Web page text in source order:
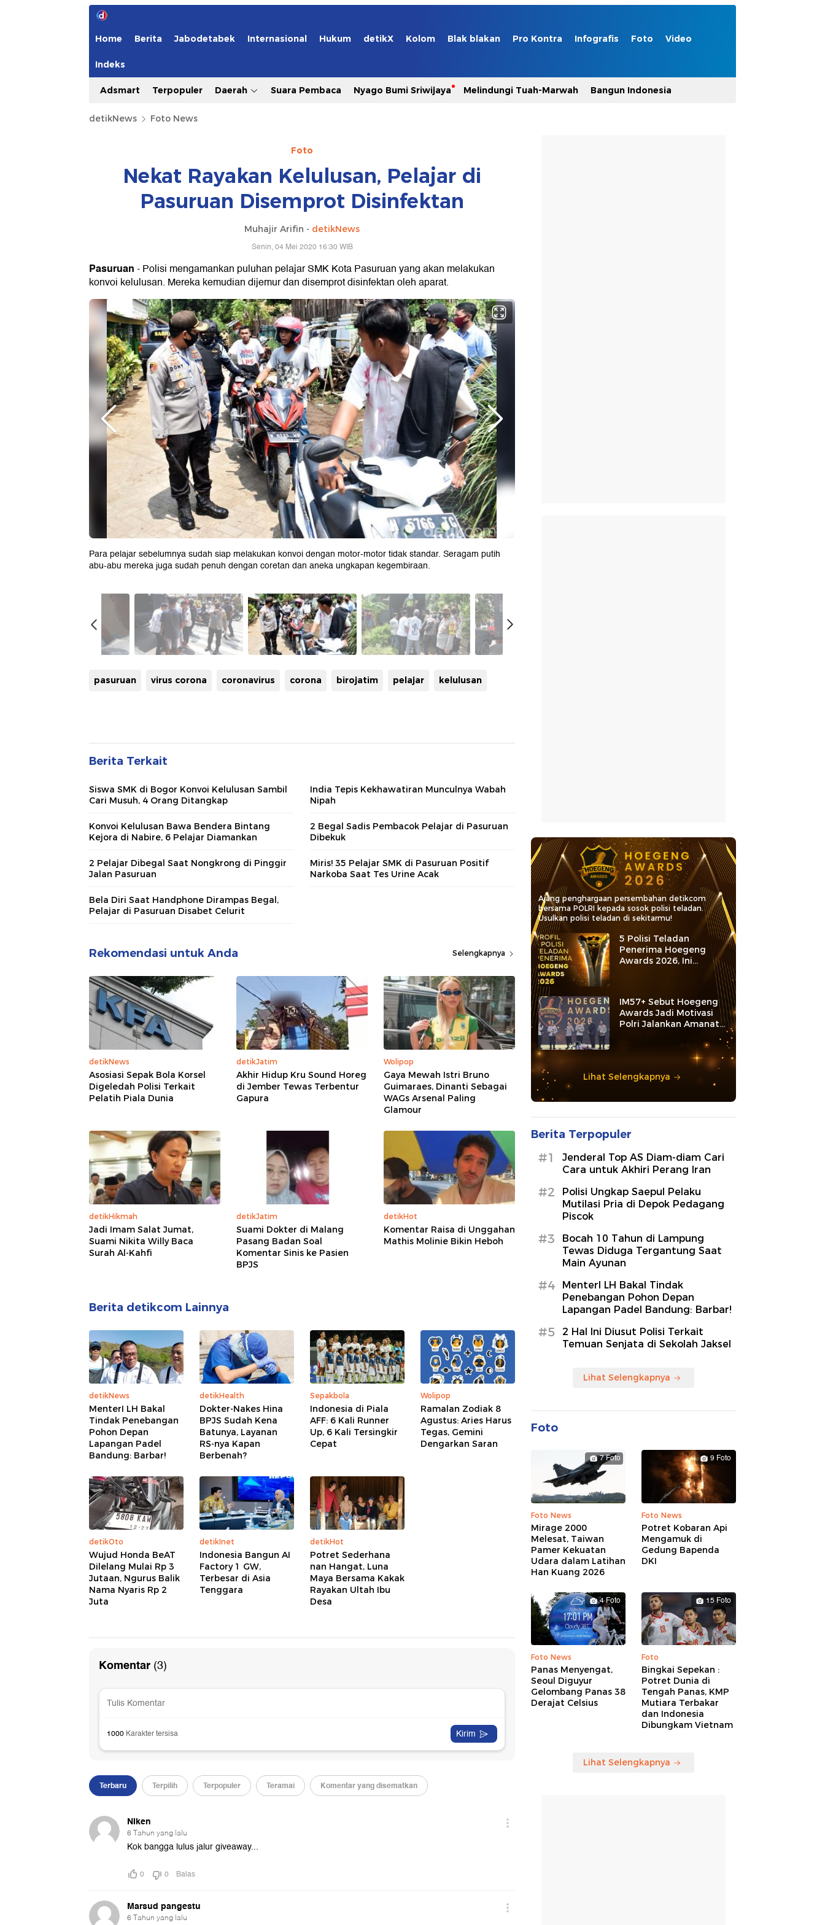
Home Berita Jabodetabek Internasional Hukum detikX Kolom Blak blakan Pro Kontra Infografis Foto Video
Indeks
Adsmart Terpopuler Daerah Suara Pembaca Nyago Bumi Sriwijaya Melindungi Tuah-Marwah Bangun Indonesia
detikNews Foto News
Foto
Nekat Rayakan Kelulusan, Pelajar di
Pasuruan Disemprot Disinfektan
Muhajir Arifin - detikNews
Senin, 04 Mei 2020 16:30 WIB
Pasuruan- Polisi mengamankan puluhan pelajar SMK Kota Pasuruan yang akan melakukan
konvoi kelulusan. Mereka kemudian dijemur dan disemprot disinfektan oleh aparat.
Para pelajar sebelumnya sudah siap melakukan konvoi dengan motor-motor tidak standar. Seragam putih
abu-abu mereka juga sudah penuh dengan coretan dan aneka ungkapan kegembiraan.
pasuruan virus corona coronavirus corona birojatim pelajar kelulusan
Berita Terkait
Siswa SMK di Bogor Konvoi Kelulusan Sambil
Cari Musuh, 4 Orang Ditangkap
India Tepis Kekhawatiran Munculnya Wabah
Nipah
Konvoi Kelulusan Bawa Bendera Bintang
Kejora di Nabire, 6 Pelajar Diamankan
2 Begal Sadis Pembacok Pelajar di Pasuruan
Dibekuk
2 Pelajar Dibegal Saat Nongkrong di Pinggir
Jalan Pasuruan
Miris! 35 Pelajar SMK di Pasuruan Positif
Narkoba Saat Tes Urine Acak
Bela Diri Saat Handphone Dirampas Begal,
Pelajar di Pasuruan Disabet Celurit
Rekomendasi untuk Anda Selengkapnya
detikNews
Asosiasi Sepak Bola Korsel
Digeledah Polisi Terkait
Pelatih Piala Dunia
detikJatim
Akhir Hidup Kru Sound Horeg
di Jember Tewas Terbentur
Gapura
Wolipop
Gaya Mewah Istri Bruno
Guimaraes, Dinanti Sebagai
WAGs Arsenal Paling
Glamour
detikHikmah
Jadi Imam Salat Jumat,
Suami Nikita Willy Baca
Surah Al-Kahfi
detikJatim
Suami Dokter di Malang
Pasang Badan Soal
Komentar Sinis ke Pasien
BPJS
detikHot
Komentar Raisa di Unggahan
Mathis Molinie Bikin Heboh
Berita detikcom Lainnya
detikNews
MenterI LH Bakal
Tindak Penebangan
Pohon Depan
Lapangan Padel
Bandung: Barbar!
detikHealth
Dokter-Nakes Hina
BPJS Sudah Kena
Batunya, Layanan
RS-nya Kapan
Berbenah?
Sepakbola
Indonesia di Piala
AFF: 6 Kali Runner
Up, 6 Kali Tersingkir
Cepat
Wolipop
Ramalan Zodiak 8
Agustus: Aries Harus
Tegas, Gemini
Dengarkan Saran
detikOto
Wujud Honda BeAT
Dilelang Mulai Rp 3
Jutaan, Ngurus Balik
Nama Nyaris Rp 2
Juta
detikInet
Indonesia Bangun AI
Factory 1 GW,
Terbesar di Asia
Tenggara
detikHot
Potret Sederhana
nan Hangat, Luna
Maya Bersama Kakak
Rayakan Ultah Ibu
Desa
Ajang penghargaan persembahan detikcom
bersama POLRI kepada sosok polisi teladan.
Usulkan polisi teladan di sekitarmu!
5 Polisi Teladan
Penerima Hoegeng
Awards 2026, Ini
Kategori dan Kiprahnya
IM57+ Sebut Hoegeng
Awards Jadi Motivasi
Polri Jalankan Amanat
Lihat Selengkapnya
Berita Terpopuler
#1
Jenderal Top AS Diam-diam Cari
Cara untuk Akhiri Perang Iran
#2
Polisi Ungkap Saepul Pelaku
Mutilasi Pria di Depok Pedagang
Piscok
#3
Bocah 10 Tahun di Lampung
Tewas Diduga Tergantung Saat
Main Ayunan
#4
MenterI LH Bakal Tindak
Penebangan Pohon Depan
Lapangan Padel Bandung: Barbar!
#5
2 Hal Ini Diusut Polisi Terkait
Temuan Senjata di Sekolah Jaksel
Lihat Selengkapnya
Foto
7 Foto
Foto News
Mirage 2000
Melesat, Taiwan
Pamer Kekuatan
Udara dalam Latihan
Han Kuang 2026
9 Foto
Foto News
Potret Kobaran Api
Mengamuk di
Gedung Bapenda
DKI
4 Foto
Foto News
Panas Menyengat,
Seoul Diguyur
Gelombang Panas 38
Derajat Celsius
15 Foto
Foto
Bingkai Sepekan :
Potret Dunia di
Tengah Panas, KMP
Mutiara Terbakar
dan Indonesia
Dibungkam Vietnam
Lihat Selengkapnya